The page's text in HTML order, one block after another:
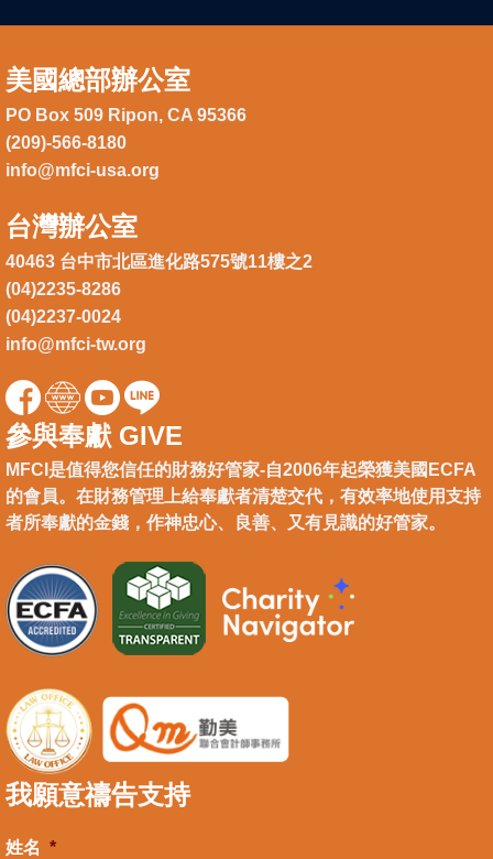
美國總部辦公室
PO Box 509 Ripon, CA 95366
(209)-566-8180
info@mfci-usa.org
台灣辦公室
40463 台中市北區進化路575號11樓之2
(04)2235-8286
(04)2237-0024
info@mfci-tw.org
參與奉獻 GIVE
MFCI是值得您信任的財務好管家-自2006年起榮獲美國ECFA
的會員。在財務管理上給奉獻者清楚交代，有效率地使用支持
者所奉獻的金錢，作神忠心、良善、又有見識的好管家。
我願意禱告支持
姓名 *